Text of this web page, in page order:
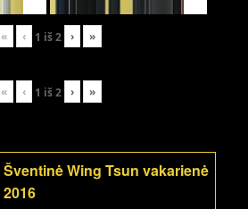
« ‹ 1 iš2 › »
« ‹ 1 iš2 › »
Šventinė Wing Tsun vakarienė
2016